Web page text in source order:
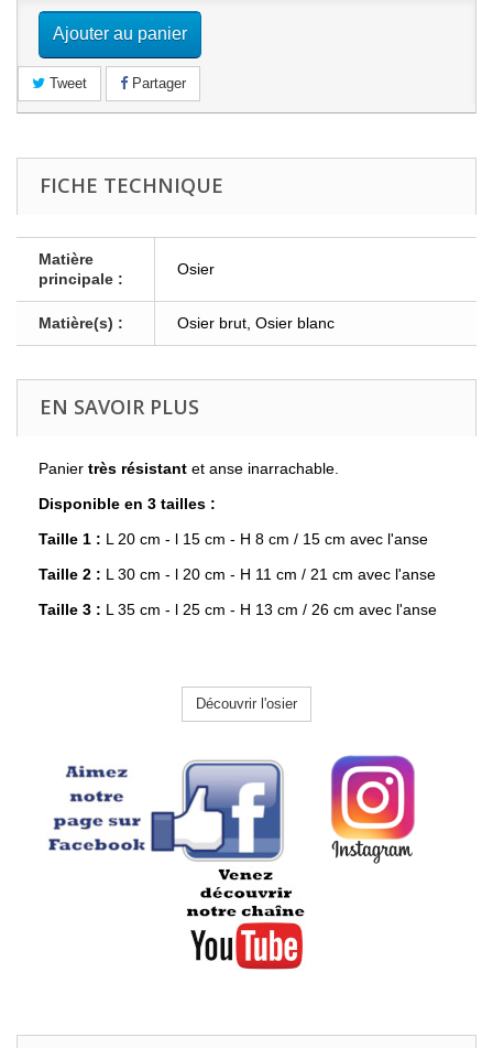
Ajouter au panier
Tweet Partager
FICHE TECHNIQUE
Matière
principale :
Osier
Matière(s) : Osier brut, Osier blanc
EN SAVOIR PLUS
Panier très résistant et anse inarrachable.
Disponible en 3 tailles :
Taille 1 : L 20 cm - l 15 cm - H 8 cm / 15 cm avec l'anse
Taille 2 : L 30 cm - l 20 cm - H 11 cm / 21 cm avec l'anse
Taille 3 : L 35 cm - l 25 cm - H 13 cm / 26 cm avec l'anse
Découvrir l'osier